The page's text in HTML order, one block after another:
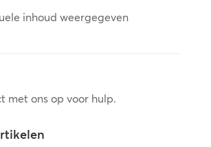
inhoud weergegeven
met ons op voor hulp.